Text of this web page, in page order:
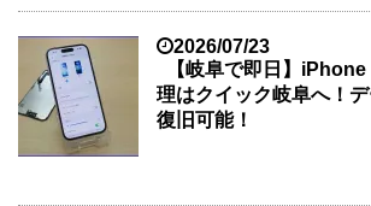
2026/07/23
【岐阜で即日】
理はクイック岐阜へ！
復旧可能！